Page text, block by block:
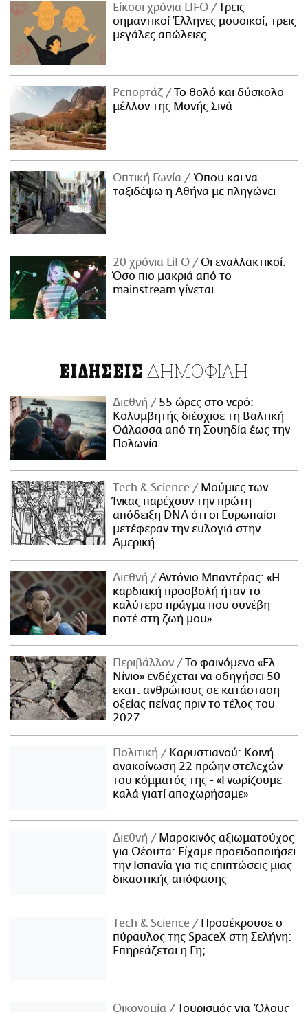
Είκοσι χρόνια LIFO
Tρεις
σημαντικοί Έλληνες μουσικοί, τρεις
μεγάλες απώλειες
Ρεπορτάζ
Το θολό και δύσκολο
μέλλον της Μονής Σινά
Οπτική Γωνία
Όπου και να
ταξιδέψω η Αθήνα με πληγώνει
20 χρόνια LiFO
Οι εναλλακτικοί:
Όσο πιο μακριά από το
mainstream γίνεται
ΕΙΔΗΣΕΙΣ ΔΗΜΟΦΙΛΗ
Διεθνή
55 ώρες στο νερό:
Κολυμβητής διέσχισε τη Βαλτική
Θάλασσα από τη Σουηδία έως την
Πολωνία
Τech & Science
Μούμιες των
Ίνκας παρέχουν την πρώτη
απόδειξη DNA ότι οι Ευρωπαίοι
μετέφεραν την ευλογιά στην
Αμερική
Διεθνή
Αντόνιο Μπαντέρας: «Η
καρδιακή προσβολή ήταν το
καλύτερο πράγμα που συνέβη
ποτέ στη ζωή μου»
Περιβάλλον
Το φαινόμενο «Ελ
Νίνιο» ενδέχεται να οδηγήσει 50
εκατ. ανθρώπους σε κατάσταση
οξείας πείνας πριν το τέλος του
2027
Πολιτική
Καρυστιανού: Κοινή
ανακοίνωση 22 πρώην στελεχών
του κόμματός της - «Γνωρίζουμε
καλά γιατί αποχωρήσαμε»
Διεθνή
Μαροκινός αξιωματούχος
για Θέουτα: Είχαμε προειδοποιήσει
την Ισπανία για τις επιπτώσεις μιας
δικαστικής απόφασης
Τech & Science
Προσέκρουσε ο
πύραυλος της SpaceX στη Σελήνη:
Επηρεάζεται η Γη;
Οικονομία
Τουρισμός για Όλους